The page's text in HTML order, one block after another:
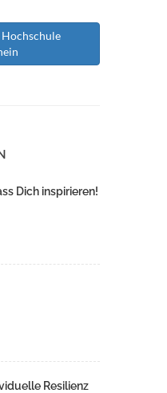
Dich inspirieren!
Resilienz